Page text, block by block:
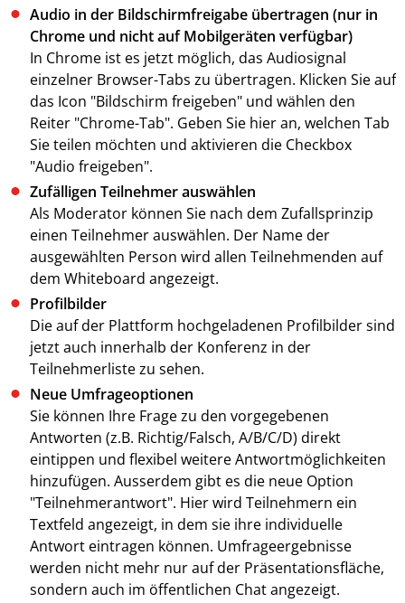
Audio in der Bildschirmfreigabe übertragen (nur in
Chrome und nicht auf Mobilgeräten verfügbar)
In Chrome ist es jetzt möglich, das Audiosignal
einzelner Browser-Tabs zu übertragen. Klicken Sie auf
das Icon "Bildschirm freigeben" und wählen den
Reiter "Chrome-Tab". Geben Sie hier an, welchen Tab
Sie teilen möchten und aktivieren die Checkbox
"Audio freigeben".
Zufälligen Teilnehmer auswählen
Als Moderator können Sie nach dem Zufallsprinzip
einen Teilnehmer auswählen. Der Name der
ausgewählten Person wird allen Teilnehmenden auf
dem Whiteboard angezeigt.
Profilbilder
Die auf der Plattform hochgeladenen Profilbilder sind
jetzt auch innerhalb der Konferenz in der
Teilnehmerliste zu sehen.
Neue Umfrageoptionen
Sie können Ihre Frage zu den vorgegebenen
Antworten (z.B. Richtig/Falsch, A/B/C/D) direkt
eintippen und flexibel weitere Antwortmöglichkeiten
hinzufügen. Ausserdem gibt es die neue Option
"Teilnehmerantwort". Hier wird Teilnehmern ein
Textfeld angezeigt, in dem sie ihre individuelle
Antwort eintragen können. Umfrageergebnisse
werden nicht mehr nur auf der Präsentationsfläche,
sondern auch im öffentlichen Chat angezeigt.